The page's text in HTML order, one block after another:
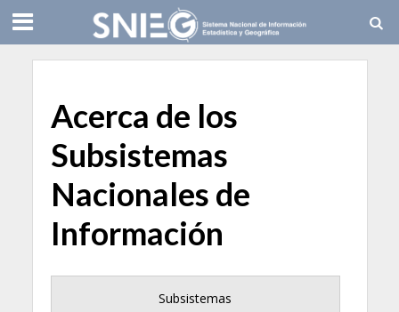
Acerca de los
Subsistemas
Nacionales de
Información
Subsistemas